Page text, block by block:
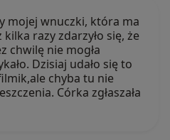
mojej wnuczki, która ma
razy zdarzyło się, że
chwilę nie mogła
Dzisiaj udało się to
chyba tu nie
Córka zgłaszała